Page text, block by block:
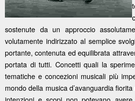
sostenute da un approccio
volutamente indirizzato al semplice
portante, contenuta ed equilibrata
portata di tutti. Concetti quali la
tematiche e concezioni musicali più
mondo della musica d’avanguardia